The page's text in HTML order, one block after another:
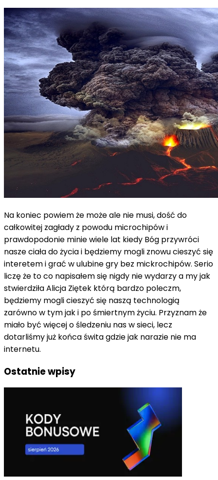
Na koniec powiem że może ale nie musi, dość do
całkowitej zagłady z powodu microchipów i
prawdopodonie minie wiele lat kiedy Bóg przywróci
nasze ciała do życia i będziemy mogli znowu cieszyć się
interetem i grać w ulubine gry bez mickrochipów. Serio
liczę że to co napisałem się nigdy nie wydarzy a my jak
stwierdziła Alicja Ziętek którą bardzo poleczm,
będziemy mogli cieszyć się naszą technologią
zarówno w tym jak i po śmiertnym życiu. Przyznam że
miało być więcej o śledzeniu nas w sieci, lecz
dotarliśmy już końca świta gdzie jak narazie nie ma
internetu.
Ostatnie wpisy